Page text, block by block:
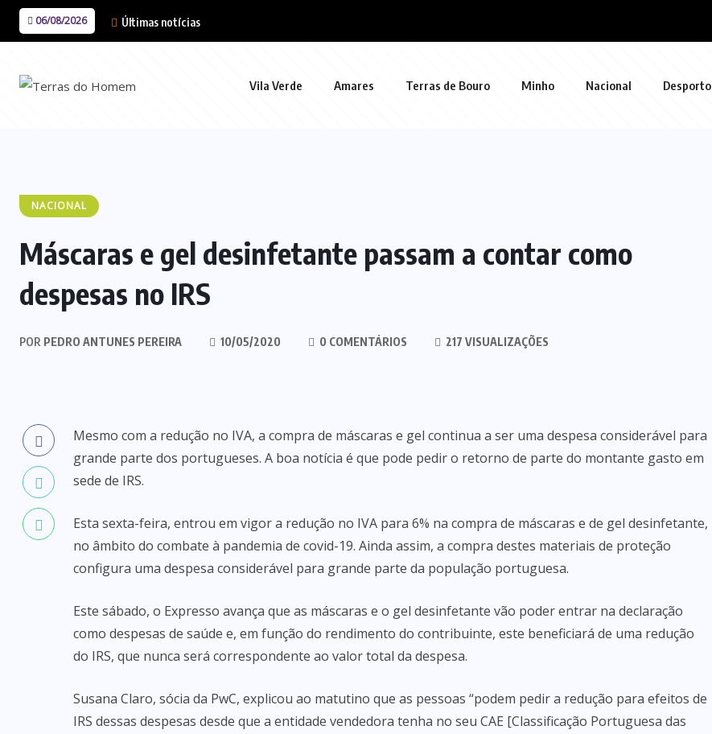
06/08/2026 Últimas notícias
Vila Verde Amares Terras de Bouro Minho Nacional Desporto
NACIONAL
Máscaras e gel desinfetante passam a contar como
despesas no IRS
POR PEDRO ANTUNES PEREIRA 10/05/2020 0 COMENTÁRIOS 217 VISUALIZAÇÕES
Mesmo com a redução no IVA, a compra de máscaras e gel continua a ser uma despesa considerável para
grande parte dos portugueses. A boa notícia é que pode pedir o retorno de parte do montante gasto em
sede de IRS.
Esta sexta-feira, entrou em vigor a redução no IVA para 6% na compra de máscaras e de gel desinfetante,
no âmbito do combate à pandemia de covid-19. Ainda assim, a compra destes materiais de proteção
configura uma despesa considerável para grande parte da população portuguesa.
Este sábado, o Expresso avança que as máscaras e o gel desinfetante vão poder entrar na declaração
como despesas de saúde e, em função do rendimento do contribuinte, este beneficiará de uma redução
do IRS, que nunca será correspondente ao valor total da despesa.
Susana Claro, sócia da PwC, explicou ao matutino que as pessoas “podem pedir a redução para efeitos de
IRS dessas despesas desde que a entidade vendedora tenha no seu CAE [Classificação Portuguesa das